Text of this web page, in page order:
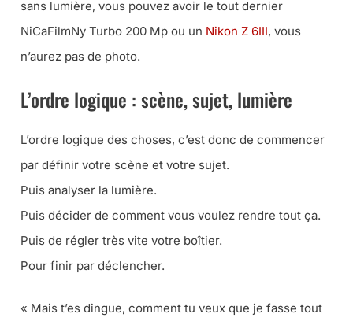
sans lumière, vous pouvez avoir le tout dernier
NiCaFilmNy Turbo 200 Mp ou un Nikon Z 6III, vous
n’aurez pas de photo.
L’ordre logique : scène, sujet, lumière
L’ordre logique des choses, c’est donc de commencer
par définir votre scène et votre sujet.
Puis analyser la lumière.
Puis décider de comment vous voulez rendre tout ça.
Puis de régler très vite votre boîtier.
Pour finir par déclencher.
« Mais t’es dingue, comment tu veux que je fasse tout